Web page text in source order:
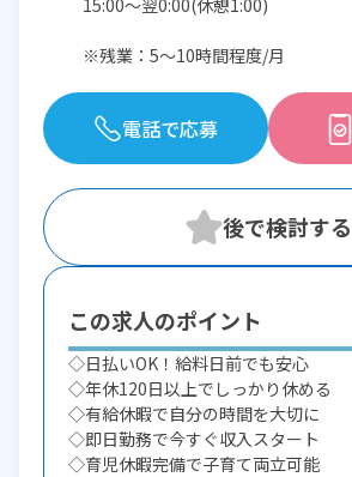
15:00〜翌0:00(休憩1:00)
※残業：5〜10時間程度/月
電話で応募
この求人のポイント
◇日払いOK！給料日前でも安心
◇年休120日以上でしっかり休める
◇有給休暇で自分の時間を大切に
◇即日勤務で今すぐ収入スタート
◇育児休暇完備で子育て両立可能